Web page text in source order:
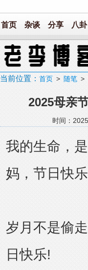
首页 杂谈 分享 八卦
当前位置： 首页 > 随笔 >
2025母亲
时间：
我的生命，
妈，节日快
岁月不是偷
日快乐!